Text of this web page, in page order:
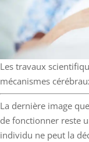
Les travaux
mécanismes
La dernière image
de fonctionner reste
individu ne peut la